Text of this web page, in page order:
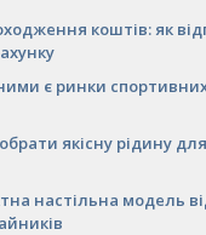
коштів: як
є ринки
якісну рідину
настільна модель